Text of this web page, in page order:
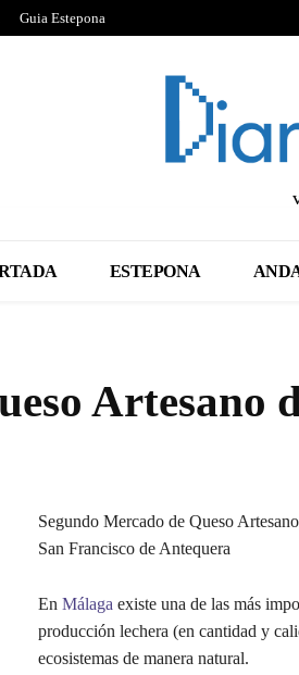
Guia Estepona
ESTEPONA
Artesano
Segundo Mercado de Queso
San Francisco de Antequera
En Málaga existe una de las más
producción lechera (en cantidad y
ecosistemas de manera natural.